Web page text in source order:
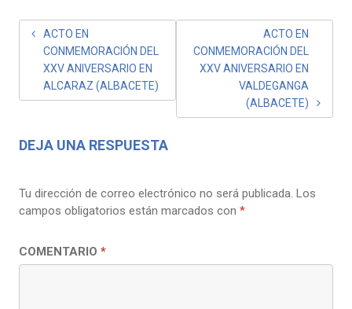
NAVEGACIÓN
ENTRADAS
ACTO EN
CONMEMORACIÓN DEL
XXV ANIVERSARIO EN
ALCARAZ (ALBACETE)
ACTO EN
CONMEMORACIÓN DEL
XXV ANIVERSARIO EN
VALDEGANGA
(ALBACETE)
DEJA UNA RESPUESTA
Tu dirección de correo electrónico no será publicada. Los
campos obligatorios están marcados con *
COMENTARIO *